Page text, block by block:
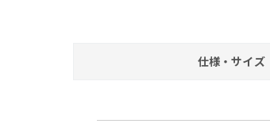
仕様・サイズ